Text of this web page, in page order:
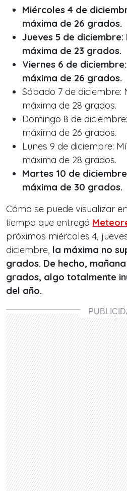
Miércoles 4 de
máxima de 26 grados.
Jueves 5 de diciembre:
máxima de 23 grados.
Viernes 6 de
máxima de 26 grados.
Sábado 7 de diciembre:
máxima de 28 grados.
Domingo 8 de
máxima de 26 grados.
Lunes 9 de diciembre:
máxima de 28 grados.
Martes 10 de
máxima de 30 grados.
Cómo se puede visualizar
tiempo que entregó
próximos miércoles 4,
diciembre, la máxima no
grados. De hecho,
grados, algo totalmente
del año.